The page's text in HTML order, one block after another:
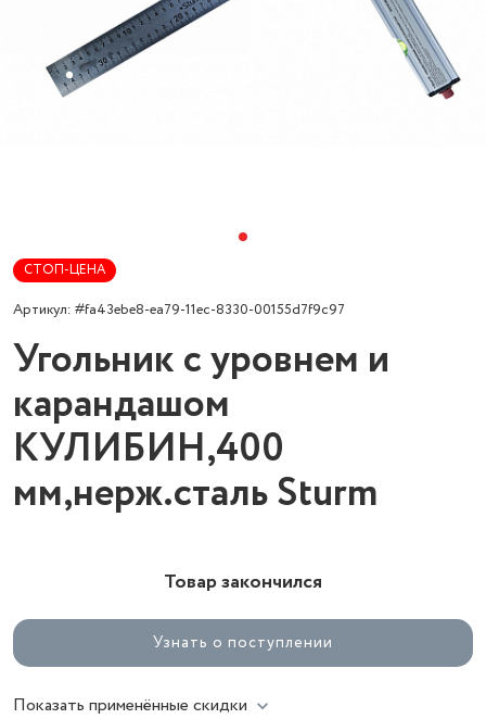
СТОП-ЦЕНА
Артикул: #fa43ebe8-ea79-11ec-8330-00155d7f9c97
Угольник с уровнем и
карандашом
КУЛИБИН,400
мм,нерж.сталь Sturm
Товар закончился
Узнать о поступлении
Показать применённые скидки